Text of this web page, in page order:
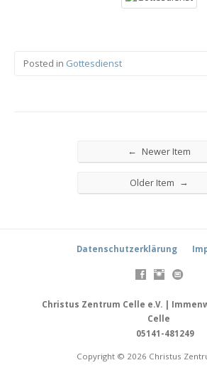
Posted in Gottesdienst
← Newer Item
Older Item →
Datenschutzerklärung
Christus Zentrum Celle e.V. |
Celle
05141-481249
Copyright © 2026 Christus